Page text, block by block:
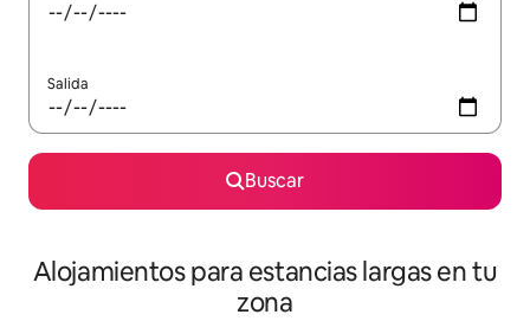
Salida
Buscar
Alojamientos para estancias largas en tu
zona